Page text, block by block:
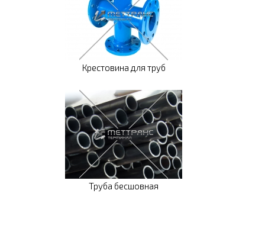
Крестовина для труб
Труба бесшовная